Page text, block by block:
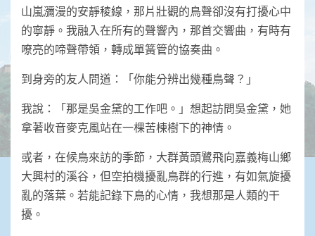
山嵐瀰漫的安靜稜線，那片壯觀的鳥聲卻沒有打擾心中
的寧靜。我融入在所有的聲響內，那首交響曲，有時有
嘹亮的啼聲帶領，轉成單簧管的協奏曲。
到身旁的友人問道：「你能分辨出幾種鳥聲？」
我說：「那是吳金黛的工作吧。」想起訪問吳金黛，她
拿著收音麥克風站在一棵苦楝樹下的神情。
或者，在候鳥來訪的季節，大群黃頭鷺飛向嘉義梅山鄉
大興村的溪谷，但空拍機擾亂鳥群的行進，有如氣旋擾
亂的落葉。若能記錄下鳥的心情，我想那是人類的干
擾。